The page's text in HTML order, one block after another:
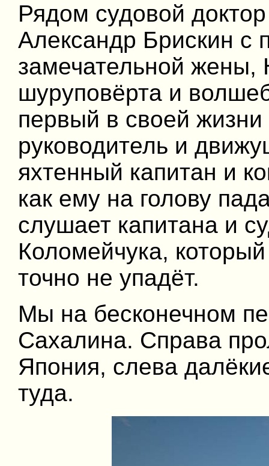
Рядом судовой
Александр Брискин с
замечательной
шуруповёрта и
первый в своей
руководитель и
яхтенный капитан и
как ему на голову
слушает капитана и
Коломейчука,
точно не упадёт.
Мы на бесконечном
Сахалина. Справа
Япония, слева
туда.